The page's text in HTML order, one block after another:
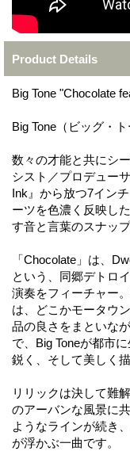
Product Details
Big Tone "Chocolate
Big Tone（ビッグ・
数々の才能と共にシ
シスト／プロデュー
Ink』から放つ7イン
ーツを色濃く反映し
す音と言葉のスナッ
「Chocolate」は、
という、同郷デトロ
演奏をフィーチャー
は、どこかモータウ
品の良さをまといな
で、Big Toneが都市
鋭く、そして美しく
リリックは決して難
のアーバンな風景に
ようなラインが続き
が浮かぶ一曲です。